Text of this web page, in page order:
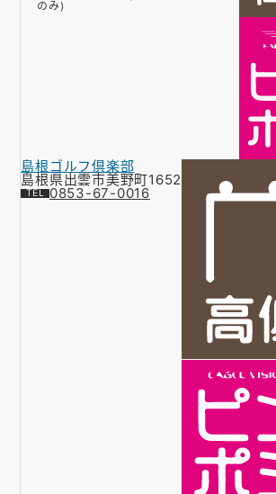
のみ)
島根ゴルフ倶楽部
島根県出雲市美野町1652
0853-67-0016